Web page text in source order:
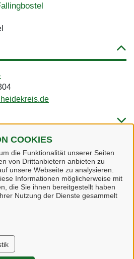
COOKIES
die Funktionalität unserer Seiten
von Drittanbietern anbieten zu
unsere Webseite zu analysieren.
Informationen möglicherweise mit
die Sie ihnen bereitgestellt haben
Nutzung der Dienste gesammelt